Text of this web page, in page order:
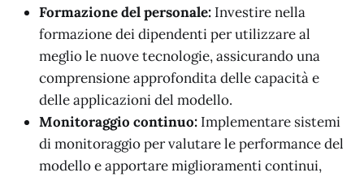
Formazione del personale: Investire nella
formazione dei dipendenti per utilizzare al
meglio le nuove tecnologie, assicurando una
comprensione approfondita delle capacità e
delle applicazioni del modello.
Monitoraggio continuo: Implementare sistemi
di monitoraggio per valutare le performance del
modello e apportare miglioramenti continui,